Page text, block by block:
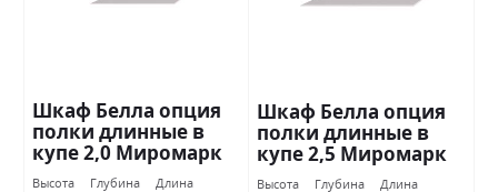
Шкаф Белла опция
полки длинные в
купе 2,0 Миромарк
Высота Глубина Длина
Шкаф Белла опция
полки длинные в
купе 2,5 Миромарк
Высота Глубина Длина